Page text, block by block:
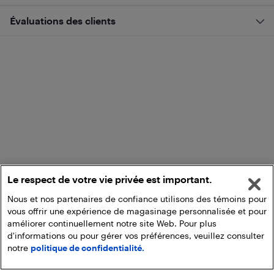
Évaluations des clients
Le respect de votre vie privée est important.
Nous et nos partenaires de confiance utilisons des témoins pour
vous offrir une expérience de magasinage personnalisée et pour
améliorer continuellement notre site Web. Pour plus
d'informations ou pour gérer vos préférences, veuillez consulter
notre politique de confidentialité.